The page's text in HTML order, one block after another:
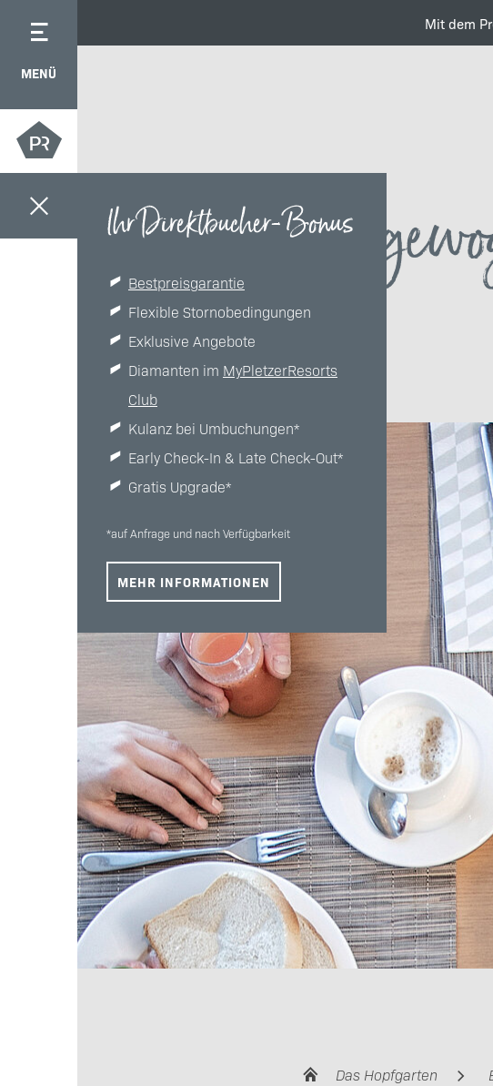
Mit dem
MENÜ
Ihr Direktbucher-Bonus
Bestpreisgarantie
Flexible Stornobedingungen
Exklusive Angebote
Diamanten im MyPletzerResorts
Club
Kulanz bei Umbuchungen*
Early Check-In & Late Check-Out*
Gratis Upgrade*
*auf Anfrage und nach Verfügbarkeit
MEHR INFORMATIONEN
EAT –
Das Hopfgarten